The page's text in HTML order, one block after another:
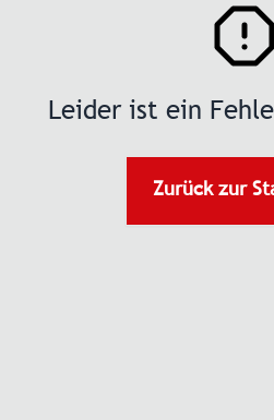
Leider ist ein
Zurück zur